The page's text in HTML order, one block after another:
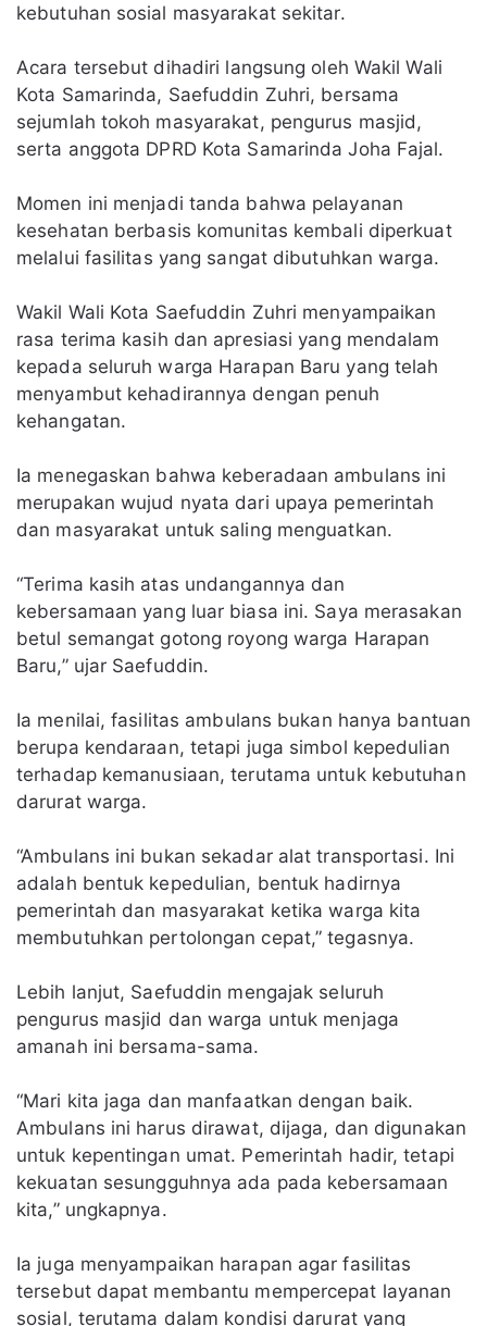
kebutuhan sosial masyarakat sekitar.
Acara tersebut dihadiri langsung oleh Wakil Wali
Kota Samarinda, Saefuddin Zuhri, bersama
sejumlah tokoh masyarakat, pengurus masjid,
serta anggota DPRD Kota Samarinda Joha Fajal.
Momen ini menjadi tanda bahwa pelayanan
kesehatan berbasis komunitas kembali diperkuat
melalui fasilitas yang sangat dibutuhkan warga.
Wakil Wali Kota Saefuddin Zuhri menyampaikan
rasa terima kasih dan apresiasi yang mendalam
kepada seluruh warga Harapan Baru yang telah
menyambut kehadirannya dengan penuh
kehangatan.
Ia menegaskan bahwa keberadaan ambulans ini
merupakan wujud nyata dari upaya pemerintah
dan masyarakat untuk saling menguatkan.
“Terima kasih atas undangannya dan
kebersamaan yang luar biasa ini. Saya merasakan
betul semangat gotong royong warga Harapan
Baru,” ujar Saefuddin.
Ia menilai, fasilitas ambulans bukan hanya bantuan
berupa kendaraan, tetapi juga simbol kepedulian
terhadap kemanusiaan, terutama untuk kebutuhan
darurat warga.
“Ambulans ini bukan sekadar alat transportasi. Ini
adalah bentuk kepedulian, bentuk hadirnya
pemerintah dan masyarakat ketika warga kita
membutuhkan pertolongan cepat,” tegasnya.
Lebih lanjut, Saefuddin mengajak seluruh
pengurus masjid dan warga untuk menjaga
amanah ini bersama-sama.
“Mari kita jaga dan manfaatkan dengan baik.
Ambulans ini harus dirawat, dijaga, dan digunakan
untuk kepentingan umat. Pemerintah hadir, tetapi
kekuatan sesungguhnya ada pada kebersamaan
kita,” ungkapnya.
Ia juga menyampaikan harapan agar fasilitas
tersebut dapat membantu mempercepat layanan
sosial, terutama dalam kondisi darurat yang